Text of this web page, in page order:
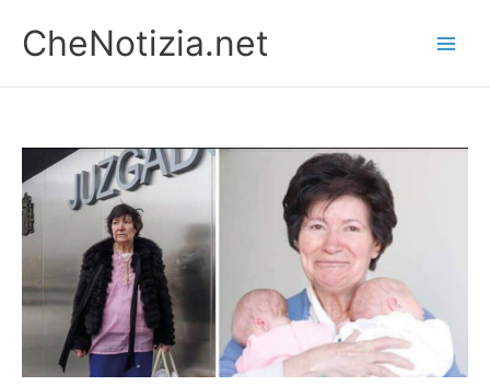
contenuto
CheNotizia.net